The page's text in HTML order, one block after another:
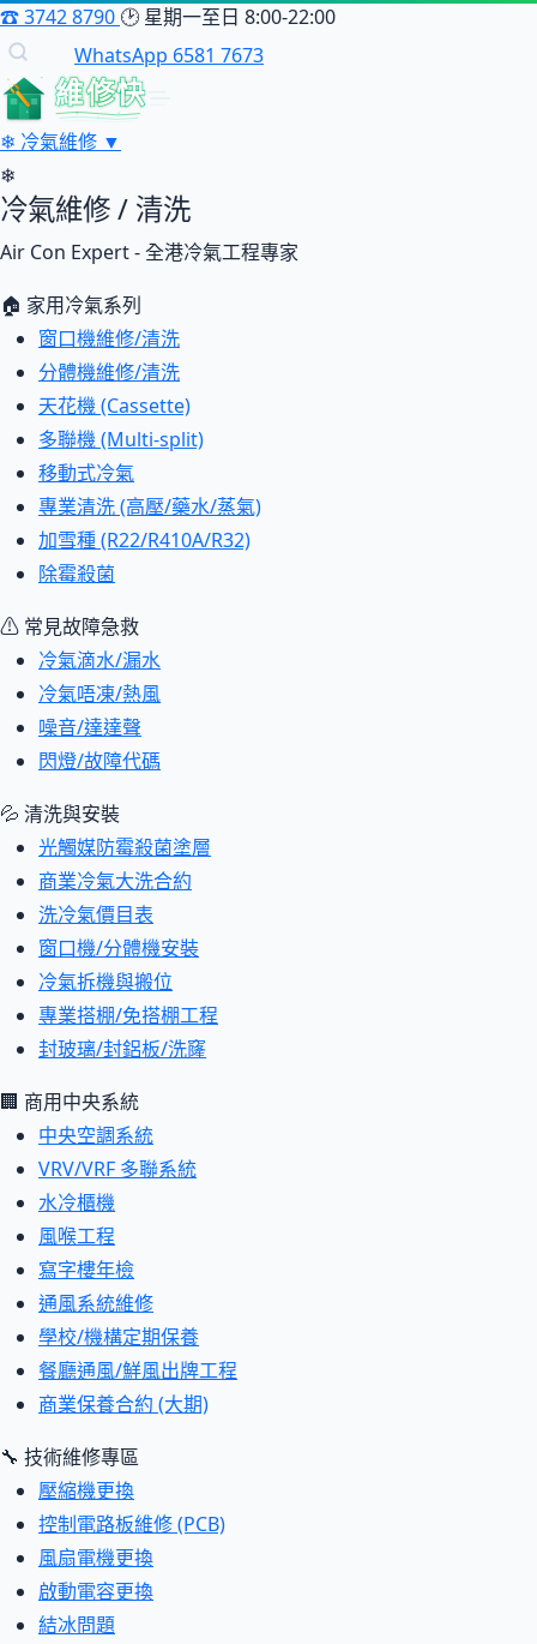
☎3742 8790 🕑 星期一至日 8:00-22:00
WhatsApp 6581 7673
維修快
❄ 冷氣維修 ▼
❄
冷氣維修 / 清洗
Air Con Expert - 全港冷氣工程專家
🏠 家用冷氣系列
窗口機維修/清洗
分體機維修/清洗
天花機 (Cassette)
多聯機 (Multi-split)
移動式冷氣
專業清洗 (高壓/藥水/蒸氣)
加雪種 (R22/R410A/R32)
除霉殺菌
⚠ 常見故障急救
冷氣滴水/漏水
冷氣唔凍/熱風
噪音/達達聲
閃燈/故障代碼
💦 清洗與安裝
光觸媒防霉殺菌塗層
商業冷氣大洗合約
洗冷氣價目表
窗口機/分體機安裝
冷氣拆機與搬位
專業搭棚/免搭棚工程
封玻璃/封鋁板/洗窿
🏢 商用中央系統
中央空調系統
VRV/VRF 多聯系統
水冷櫃機
風喉工程
寫字樓年檢
通風系統維修
學校/機構定期保養
餐廳通風/鮮風出牌工程
商業保養合約 (大期)
🔧 技術維修專區
壓縮機更換
控制電路板維修 (PCB)
風扇電機更換
啟動電容更換
結冰問題